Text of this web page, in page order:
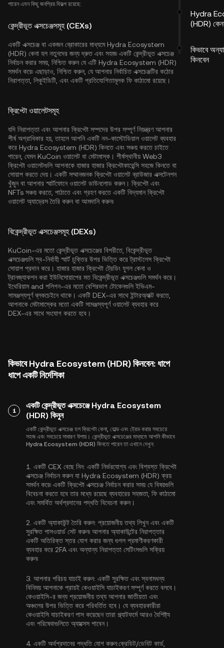
পারেন এমন কিছু জনপ্রিয় বিকল্প রয়েছে:
কেন্দ্রীভূত এক্সচেঞ্জসমূহ (CEXs)
একটি এক্সচেঞ্জ বা একজন ব্রোকারের মাধ্যমে Hydra Ecosystem
(HDR) কেনা হল নতুনদের জন্য দ্রুত এবং সহজ৷ একটি কেন্দ্রীভূত এক্সচেঞ্জ
নির্বাচন করার সময়, নিশ্চিত করুন যে এটি Hydra Ecosystem (HDR)
সমর্থন করে৷ এছাড়াও, নিশ্চিত করুন, যে আপনার নির্বাচিত এক্সচেঞ্জটির কঠোর
নিরাপত্তা, লিকুইডিটি, এবং একটি প্রতিযোগিতামূলক ফি কাঠামো রয়েছে।
ক্রিপ্টো ওয়ালেটসমূহ
যদি নিরাপত্তা এবং আপনার ক্রিপ্টো সম্পদের উপর সম্পূর্ণ নিয়ন্ত্রণ আপনার
শীর্ষ অগ্রাধিকার হয়, তাহলে আপনি একটি নন-কাস্টোডিয়াল ওয়ালেট ব্যবহার
করে Hydra Ecosystem (HDR) কিনতে এবং সঞ্চয় করতে চাইতে
পারেন, যেমনKuCoin ওয়ালেট বা মেটামাস্ক। শীর্ষস্থানীয় Web3
ক্রিপ্টো ওয়ালেটগুলি আপনাকে হাজার হাজার ক্রিপ্টোকারেন্সি সহজে কিনতে বা
সোয়াপ করতে দেয়। একটি সম্মানজনক ক্রিপ্টো ওয়ালেট ব্রাউজার এক্সটেনশন
খুঁজুন বা আপনার স্মার্টফোনে ওয়ালেট ডাউনলোড করুন। ক্রিপ্টো এবং
NFTs সঞ্চয় করতে, পাঠাতে এবং গ্রহণ করতে একটি বিদ্যমান ক্রিপ্টো
ওয়ালেট অ্যাড্রেস তৈরি করুন বা আমদানি করুন৷
বিকেন্দ্রীভূত এক্সচেঞ্জসমূহ (DEXs)
KuCoin-এর মতো কেন্দ্রীভূত এক্সচেঞ্জের বিপরীতে, বিকেন্দ্রীভূত
এক্সচেঞ্জগুলি স্ব-নির্বাহী স্মার্ট চুক্তির উপর ভিত্তি করে ট্রাস্টলেস ক্রিপ্টো
সোয়াপ প্রদান করে। হাজার হাজার ক্রিপ্টো ট্রেডিং যুগল কেনা ও
ট্রানজ্যাকশন করা ইউনিসোয়াপের মত বিকেন্দ্রীভূত এক্সচেঞ্জগুলি সমর্থন করে।
ইথেরিয়ামand পলিগন-এর মতো বেশিরভাগ টোকেনগুলি ইভিএম-
সামঞ্জস্যপূর্ণ ব্লকচেইনে থাকে। একটি DEX-এর সাথে ইন্টারঅ্যাক্ট করতে,
আপনাকে মেটামাস্কের মতো একটি সামঞ্জস্যপূর্ণ ওয়ালেট ব্যবহার করে
DEX-এর সাথে সংযোগ করতে হবে।
কিভাবে Hydra Ecosystem (HDR) কিনবেন: ধাপে
ধাপে একটি নির্দেশিকা
1
একটি কেন্দ্রীভূত এক্সচেঞ্জে Hydra Ecosystem
(HDR) কিনুন
একটি কেন্দ্রীভূত এক্সচেঞ্জ হল ক্রিপ্টো কেনা, হোল্ড এবং ট্রেড করার সবচেয়ে
সহজ এবং সবচেয়ে সাধারণ উপায়। কেন্দ্রীভূত এক্সচেঞ্জের মাধ্যমে আপনি কীভাবে
Hydra Ecosystem (HDR) কিনতে পারেন তা এখানে দেখুন:
1. একটি CEX বেছে নিন: একটি নির্ভরযোগ্য এবং বিশ্বস্ত ক্রিপ্টো
এক্সচেঞ্জ নির্বাচন করুন যা Hydra Ecosystem (HDR) ক্রয়
সমর্থন করে৷ একটি ক্রিপ্টো এক্সচেঞ্জ নির্বাচন করার সময় যে বিষয়গুলি
বিবেচনা করতে হবে তার মধ্যে রয়েছে ব্যবহারের সহজতা, ফি কাঠামো
এবং সমর্থিত অর্থপ্রদানের পদ্ধতি বিবেচনা করুন।
2. একটি অ্যাকাউন্ট তৈরি করুন: প্রয়োজনীয় তথ্য লিখুন এবং একটি
সুরক্ষিত পাসওয়ার্ড সেট করুন৷ আপনার অ্যাকাউন্টের নিরাপত্তার
একটি অতিরিক্ত স্তর যোগ করার জন্য গুগল প্রমাণীকরণকারী
ব্যবহার করে 2FA এবং অন্যান্য নিরাপত্তা সেটিংসগুলি সক্রিয়
করুন৷
3. আপনার পরিচয় যাচাই করুন: একটি সুরক্ষিত এবং স্বনামধন্য
বিনিময় আপনাকে প্রায়ই কেওয়াইসি যাচাইকরণসম্পূর্ণ করতে বলবে।
কেওয়াইসি-র জন্য প্রয়োজনীয় তথ্য আপনার জাতীয়তা এবং
অঞ্চলের উপর ভিত্তি করে পরিবর্তিত হবে। যে ব্যবহারকারীরা
কেওয়াইসি যাচাইকরণ পাস করেছেন তারা প্ল্যাটফর্মে আরও বৈশিষ্ট্য
এবং পরিষেবাগুলিতে অ্যাক্সেস পাবেন।
4. একটি অর্থপ্রদানের পদ্ধতি যোগ করুন:ক্রেডিট/ডেবিট কার্ড,
Hydra
(HDR)
কিভাবে
কিনবেন